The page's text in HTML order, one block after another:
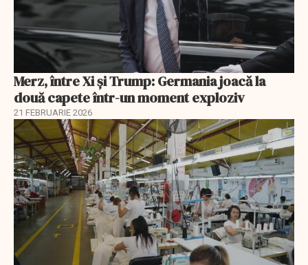
Merz, între Xi și Trump: Germania joacă la
două capete într-un moment exploziv
21 FEBRUARIE 2026